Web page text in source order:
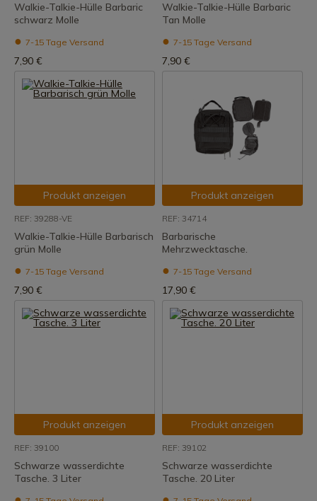
Walkie-Talkie-Hülle Barbaric
schwarz Molle
7-15 Tage Versand
7,90 €
Walkie-Talkie-Hülle Barbaric
Tan Molle
7-15 Tage Versand
7,90 €
Produkt anzeigen
REF: 39288-VE
Walkie-Talkie-Hülle Barbarisch
grün Molle
7-15 Tage Versand
7,90 €
Produkt anzeigen
REF: 34714
Barbarische
Mehrzwecktasche.
7-15 Tage Versand
17,90 €
Produkt anzeigen
REF: 39100
Schwarze wasserdichte
Tasche. 3 Liter
Produkt anzeigen
REF: 39102
Schwarze wasserdichte
Tasche. 20 Liter